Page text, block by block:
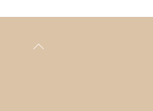
Back